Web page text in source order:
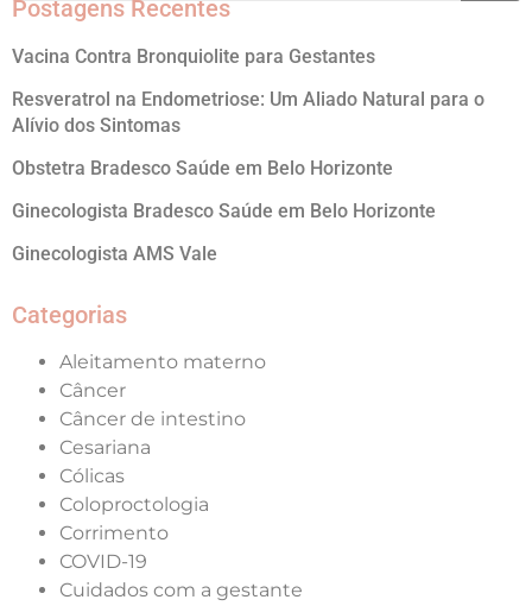
Postagens Recentes
Vacina Contra Bronquiolite para Gestantes
Resveratrol na Endometriose: Um Aliado Natural para o
Alívio dos Sintomas
Obstetra Bradesco Saúde em Belo Horizonte
Ginecologista Bradesco Saúde em Belo Horizonte
Ginecologista AMS Vale
Categorias
Aleitamento materno
Câncer
Câncer de intestino
Cesariana
Cólicas
Coloproctologia
Corrimento
COVID-19
Cuidados com a gestante